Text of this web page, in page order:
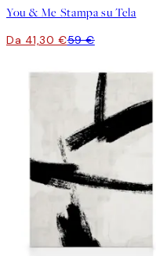
You & Me Stampa su Tela
Da 41,30 €59 €